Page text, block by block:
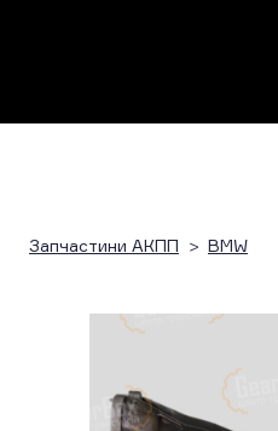
Запчастини АКПП BMW